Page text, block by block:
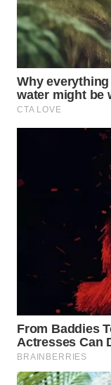
WN
PAKPAK
WN
KARAWANG
WN
TAPANULI
UTARA
WN
SAMOSIR